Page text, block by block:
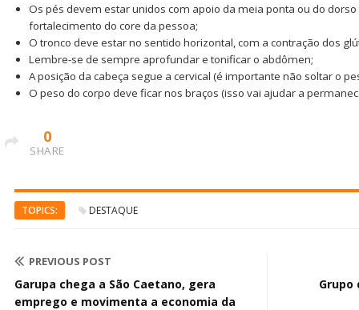
Os pés devem estar unidos com apoio da meia ponta ou do
fortalecimento do core da pessoa;
O tronco deve estar no sentido horizontal, com a contração dos
Lembre-se de sempre aprofundar e tonificar o abdômen;
A posição da cabeça segue a cervical (é importante não soltar o
O peso do corpo deve ficar nos braços (isso vai ajudar a
0
SHARE
TOPICS: DESTAQUE
PREVIOUS POST
Garupa chega a São Caetano, gera
emprego e movimenta a economia da